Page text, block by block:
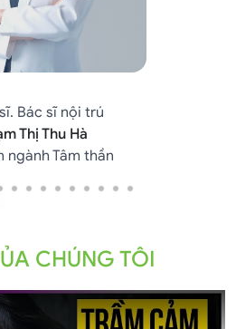
Bác sĩ nội trú
Thị Thu Hà
ngành Tâm thần
CHÚNG TÔI